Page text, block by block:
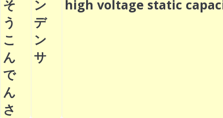
そ
う
こ
ん
で
ん
さ
ン
デ
ン
サ
high voltage static